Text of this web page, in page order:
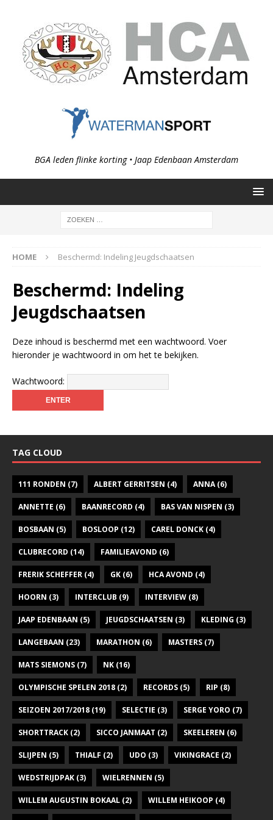
BGA leden flinke korting • Jaap Edenbaan Amsterdam
HOME Beschermd: Indeling Jeugdschaatsen
Beschermd: Indeling
Jeugdschaatsen
Deze inhoud is beschermd met een wachtwoord. Voer
hieronder je wachtwoord in om het te bekijken.
Wachtwoord:
TAG CLOUD
111 RONDEN (7) ALBERT GERRITSEN (4) ANNA(6)
ANNETTE (6) BAANRECORD (4) BAS VAN NISPEN (3)
BOSBAAN (5) BOSLOOP (12) CAREL DONCK (4)
CLUBRECORD (14) FAMILIEAVOND (6)
FRERIK SCHEFFER (4) GK (6) HCA AVOND (4)
HOORN (3) INTERCLUB (9) INTERVIEW (8)
JAAP EDENBAAN (5) JEUGDSCHAATSEN (3) KLEDING (3)
LANGEBAAN (23) MARATHON (6) MASTERS (7)
MATS SIEMONS (7) NK (16)
OLYMPISCHE SPELEN 2018 (2) RECORDS (5) RIP (8)
SEIZOEN 2017/2018 (19) SELECTIE (3) SERGE YORO (7)
SHORTTRACK (2) SICCO JANMAAT (2) SKEELEREN (6)
SLIJPEN (5) THIALF (2) UDO (3) VIKINGRACE (2)
WEDSTRIJDPAK (3) WIELRENNEN (5)
WILLEM AUGUSTIN BOKAAL (2) WILLEM HEIKOOP (4)